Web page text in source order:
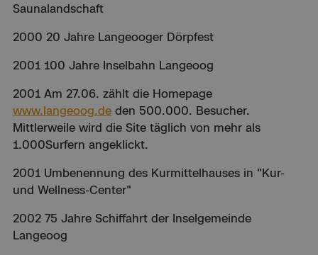
Saunalandschaft
2000 20 Jahre Langeooger Dörpfest
2001 100 Jahre Inselbahn Langeoog
2001 Am 27.06. zählt die Homepage
www.langeoog.deden 500.000. Besucher.
Mittlerweile wird die Site täglich von mehr als
1.000Surfern angeklickt.
2001 Umbenennung des Kurmittelhauses in "Kur-
und Wellness-Center"
2002 75 Jahre Schiffahrt der Inselgemeinde
Langeoog